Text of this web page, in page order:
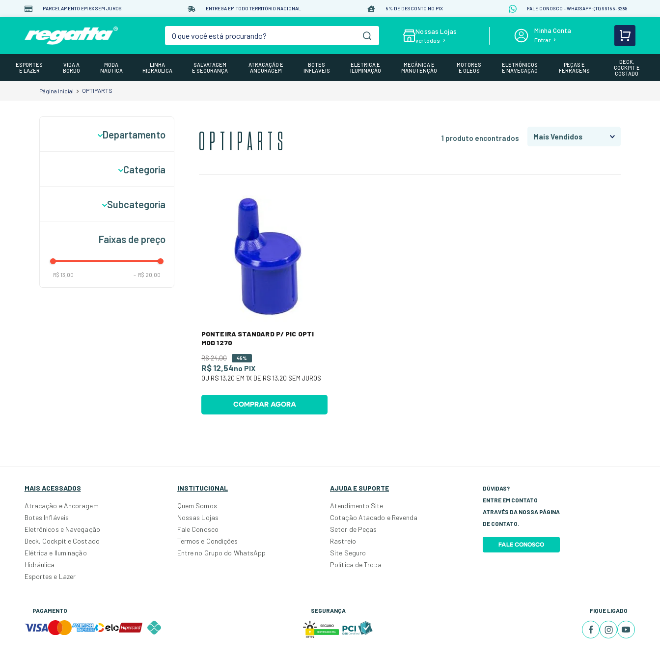
PARCELAMENTO EM 6X SEM JUROS ENTREGA EM TODO TERRITÓRIO NACIONAL 5% DE DESCONTO NO PIX FALE CONOSCO - WHATSAPP: (11) 99155-6288
O que você está procurando? Nossas Lojas
ver todas Entrar
ESPORTES
E LAZER
VIDA A
BORDO
MODA
NÁUTICA
LINHA
HIDRÁULICA
SALVATAGEM
E SEGURANÇA
ATRACAÇÃO E
ANCORAGEM
BOTES
INFLÁVEIS
ELÉTRICA E
ILUMINAÇÃO
MECÂNICA E
MANUTENÇÃO
MOTORES
E ÓLEOS
ELETRÔNICOS
E NAVEGAÇÃO
PEÇAS E
FERRAGENS
DECK,
COCKPIT E
COSTADO
OPTIPARTS
Departamento
Categoria
Subcategoria
Faixas de preço
R$ 13,00 – R$ 20,00
OPTIPARTS 1 produto Mais Vendidos
PONTEIRA STANDARD P/ PIC OPTI
MOD 1270
R$24,00 45%
R$ 12,54no PIX
OU R$ 13,20 EM 1X DE R$ 13,20 SEM JUROS
COMPRAR AGORA
MAIS ACESSADOS
Atracação e Ancoragem
Botes Infláveis
Eletrônicos e Navegação
Deck, Cockpit e Costado
Elétrica e Iluminação
Hidráulica
Esportes e Lazer
INSTITUCIONAL
Quem Somos
Nossas Lojas
Fale Conosco
Termos e Condições
Entre no Grupo do WhatsApp
AJUDA E SUPORTE
Atendimento Site
Cotação Atacado e Revenda
Setor de Peças
Rastreio
Site Seguro
Política de Troca
DÚVIDAS?
ENTRE EM CONTATO
ATRAVÉS DA NOSSA PÁGINA
DE CONTATO.
FALE CONOSCO
PAGAMENTO SEGURANÇA FIQUE LIGADO